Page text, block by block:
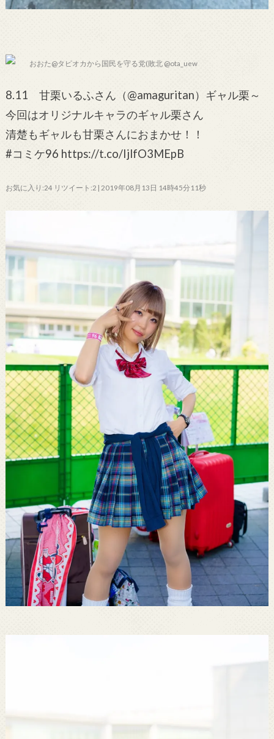
おおた@タピオカから国民を守る党(敗北 @ota_uew
8.11 甘栗いるふさん（@amaguritan）ギャル栗～
今回はオリジナルキャラのギャル栗さん
清楚もギャルも甘栗さんにおまかせ！！
#コミケ96 https://t.co/IjlfO3MEpB
お気に入り:24 リツイート:2 | 2019年08月13日 14時45分11秒